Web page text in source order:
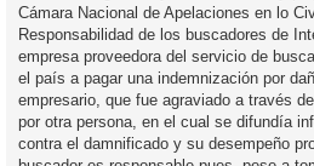
Cámara Nacional de Apelaciones en lo
Responsabilidad de los buscadores de
empresa proveedora del servicio de
el país a pagar una indemnización por
empresario, que fue agraviado a través
por otra persona, en el cual se difundía
contra el damnificado y su desempeño